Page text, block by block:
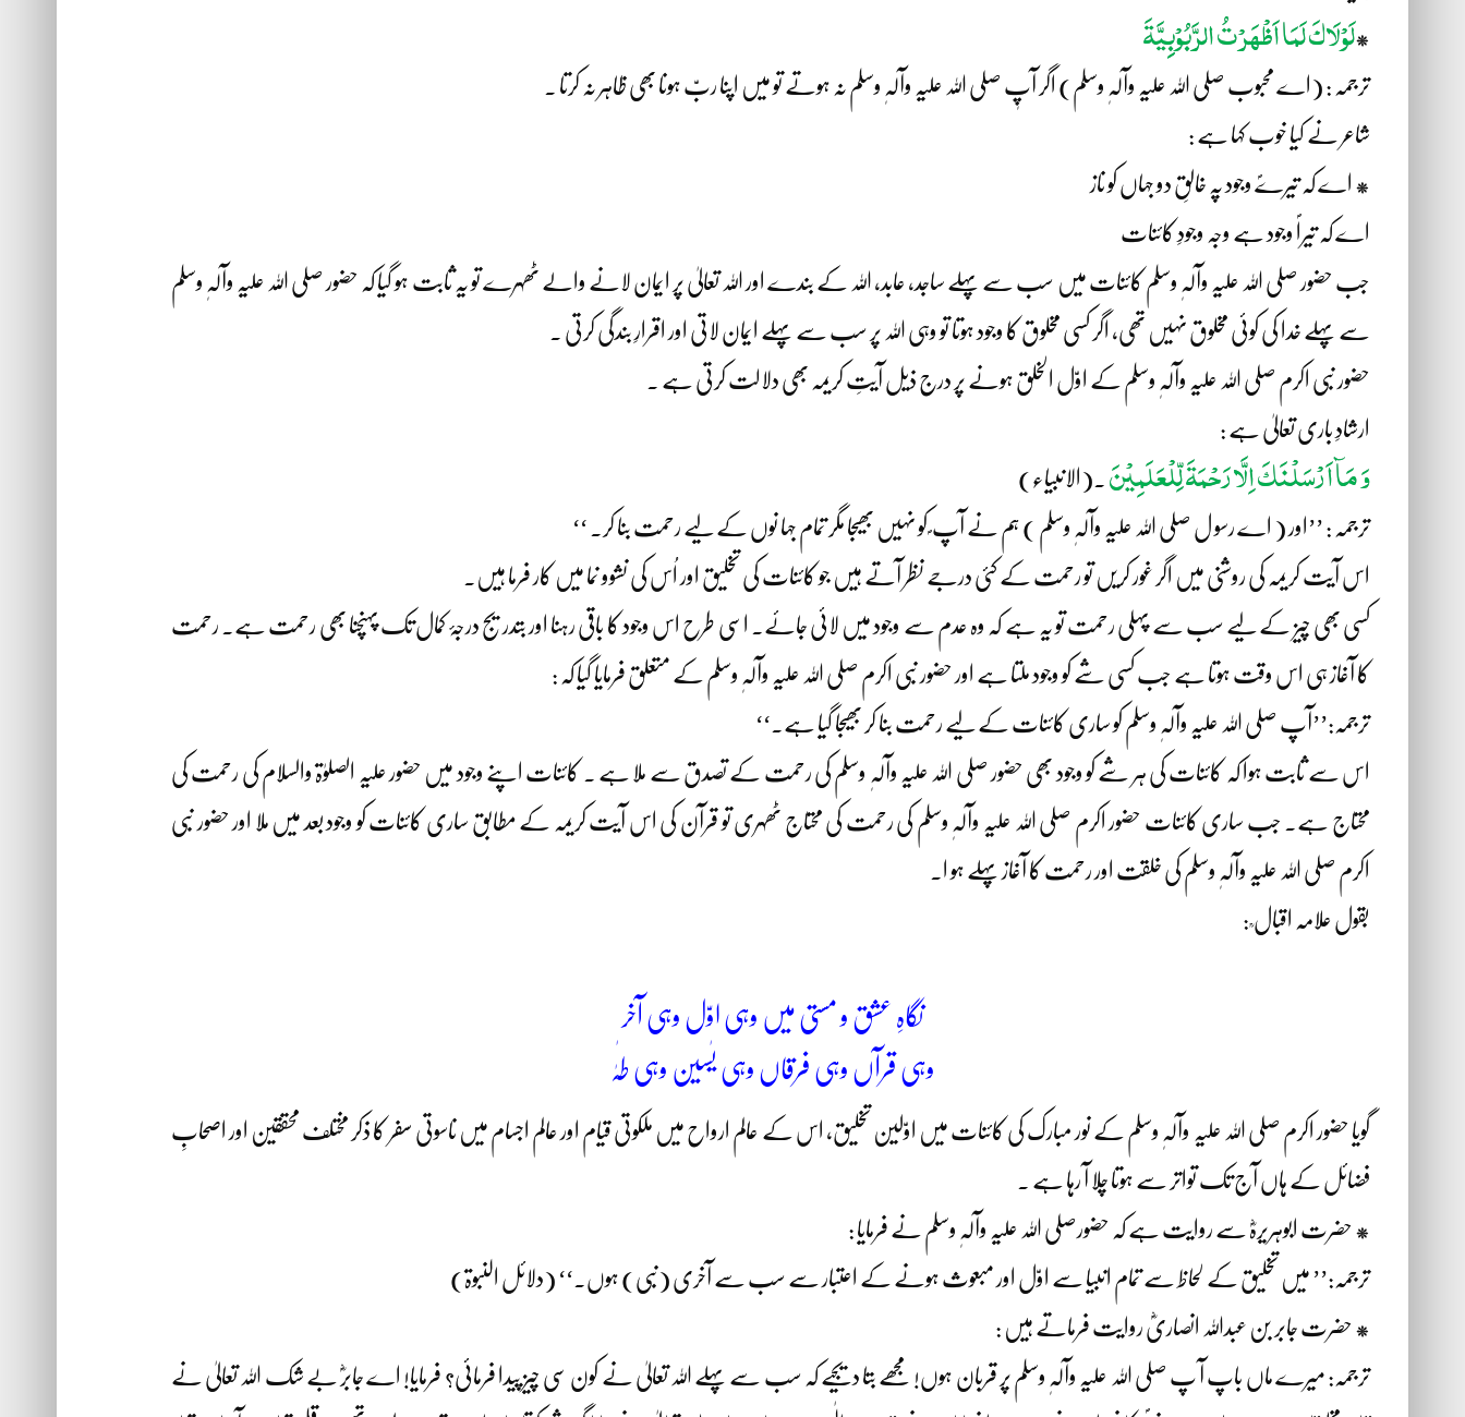
*لَوْلَاکَ لَمَا اَظْہَرْتُ الرَّبُوْبِِیَّۃَ
ترجمہ : (اے محبوب صلی اللہ علیہ وآلہٖ وسلم) اگر آپٖ صلی اللہ علیہ وآلہٖ وسلم نہ ہوتے تو میں اپنا ربّ ہونا بھی ظاہر نہ کرتا ۔
شاعر نے کیا خوب کہا ہے :
* اے کہ تیرےؐ وجود پہ خالقِ دو جہاں کو ناز
اے کہ تیراؐ وجود ہے وجہ وجودِ کائنات
جب حضور صلی اللہ علیہ وآلہٖ وسلم کائنات میں سب سے پہلے ساجد، عابد، اللہ کے بندے اور اللہ تعالیٰ پر ایمان لانے والے ٹھہرے تو یہ ثابت ہو گیا کہ حضور صلی اللہ علیہ وآلہٖ وسلم
سے پہلے خدا کی کوئی مخلوق نہیں تھی، اگر کسی مخلوق کا وجود ہوتا تو وہی اللہ پر سب سے پہلے ایمان لاتی اور اقرارِ بندگی کرتی ۔
حضور نبی اکرم صلی اللہ علیہ وآلہٖ وسلم کے اوّل الخلق ہونے پر درج ذیل آیتِ کریمہ بھی دلالت کرتی ہے ۔
ارشادِ باری تعالیٰ ہے :
وَ مَآ اَ رْسَلْنَکَ اِلَّا رَحْمَۃَ لِّلْعَلَمِیْنَ ۔(الانبیاء)
ترجمہ : ’’اور ( اے رسو ل صلی اللہ علیہ وآلہٖ وسلم ) ہم نے آپ ؐ کو نہیں بھیجا مگر تمام جہا نوں کے لیے رحمت بنا کر۔ ‘‘
اس آیت کریمہ کی روشنی میں اگر غور کریں تو رحمت کے کئی درجے نظر آتے ہیں جو کائنات کی تخلیق اور اُس کی نشوو نما میں کار فرما ہیں۔
کسی بھی چیز کے لیے سب سے پہلی رحمت تو یہ ہے کہ وہ عدم سے وجود میں لائی جائے۔ اسی طرح اس وجود کا باقی رہنا اور بتدریج درجۂ کمال تک پہنچنا بھی رحمت ہے۔ رحمت
کا آغاز ہی اس وقت ہوتا ہے جب کسی شے کو وجود ملتا ہے اور حضور نبی اکرم صلی اللہ علیہ وآلہٖ وسلم کے متعلق فرمایا گیا کہ :
ترجمہ:’’آپ صلی اللہ علیہ وآلہٖ وسلم کو ساری کائنات کے لیے رحمت بنا کر بھیجا گیا ہے۔‘‘
اس سے ثابت ہوا کہ کائنات کی ہر شے کو وجود بھی حضور صلی اللہ علیہ وآلہٖ وسلم کی رحمت کے تصدق سے ملا ہے ۔ کائنات اپنے وجود میں حضور علیہ الصلوٰۃ والسلام کی رحمت کی
محتاج ہے۔ جب ساری کائنات حضور اکرم صلی اللہ علیہ وآلہٖ وسلم کی رحمت کی محتاج ٹھہری تو قرآن کی اس آیت کریمہ کے مطابق ساری کائنات کو وجود بعد میں ملا اور حضور نبی
اکرم صلی اللہ علیہ وآلہٖ وسلم کی خلقت اور رحمت کا آغاز پہلے ہو ا۔
بقول علامہ اقبال ؒ :
نگاہِ عشق و مستی میں وہی اوّل وہی آخر
وہی قرآں وہی فرقاں وہی یٰسین وہی طٰہٰ
گویا حضور اکرم صلی اللہ علیہ وآلہٖ وسلم کے نور مبارک کی کائنات میں اوّلین تخلیق، اس کے عالم ارواح میں ملکوتی قیام اور عالم اجسام میں ناسوتی سفر کا ذکر مختلف محققین اور اصحابِ
فضائل کے ہاں آج تک تواتر سے ہوتا چلا آ رہا ہے ۔
* حضرت ابوہریرہؓ سے روایت ہے کہ حضورصلی اللہ علیہ وآلہٖ وسلم نے فرمایا :
ترجمہ:’’ میں تخلیق کے لحاظ سے تمام انبیا سے اوّل اور مبعوث ہونے کے اعتبار سے سب سے آخری (نبی) ہوں۔‘‘ (دلائل النبوۃ)
* حضرت جابر بن عبداللہ انصاریؓ روایت فرماتے ہیں :
ترجمہ: میرے ماں باپ آ پ صلی اللہ علیہ وآلہٖ وسلم پر قربان ہوں! مجھے بتا دیجیے کہ سب سے پہلے اللہ تعالیٰ نے کون سی چیز پیدا فرمائی؟ فرمایا! اے جابرؓ بے شک اللہ تعالیٰ نے